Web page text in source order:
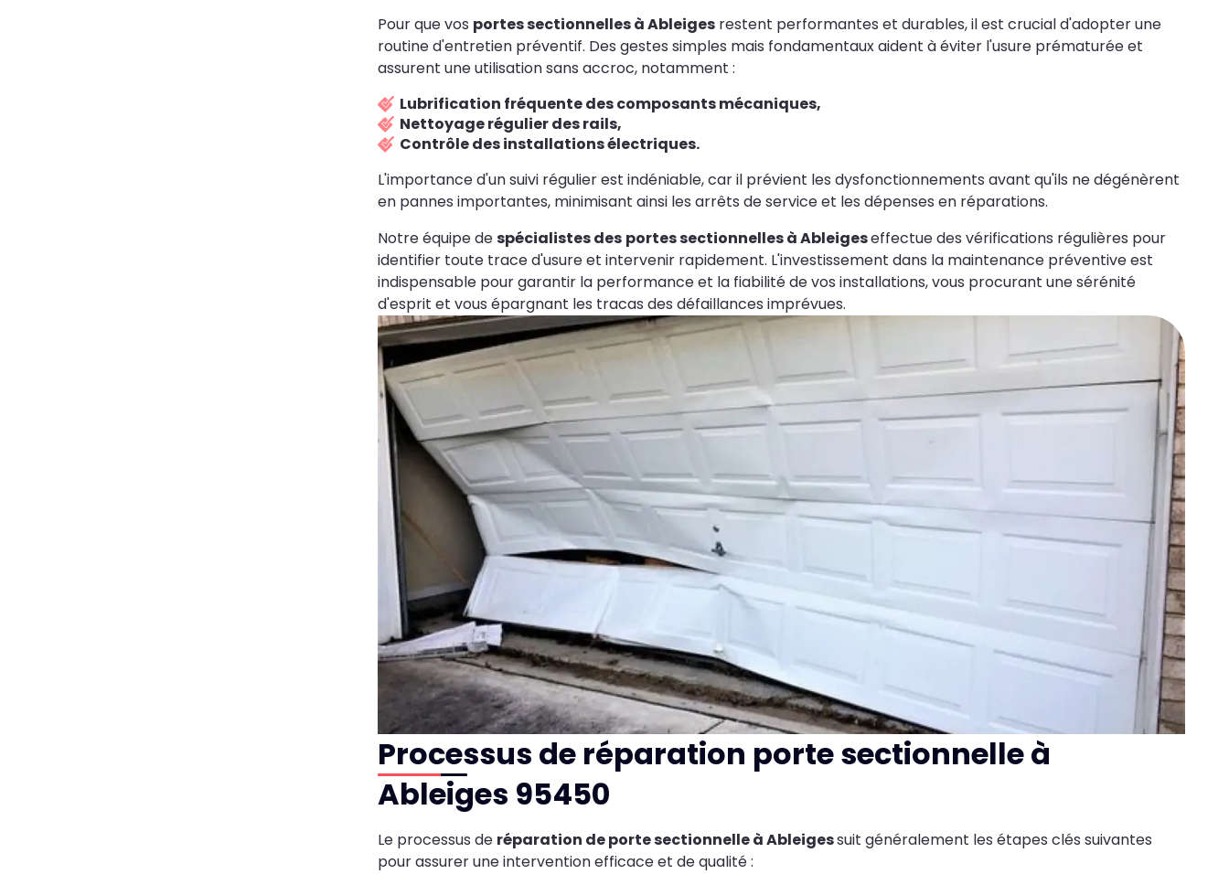
Pour que vos portes sectionnelles à Ableiges restent performantes et durables, il est crucial d'adopter une
routine d'entretien préventif. Des gestes simples mais fondamentaux aident à éviter l'usure prématurée et
assurent une utilisation sans accroc, notamment :
Lubrification fréquente des composants mécaniques,
Nettoyage régulier des rails,
Contrôle des installations électriques.
L'importance d'un suivi régulier est indéniable, car il prévient les dysfonctionnements avant qu'ils ne dégénèrent
en pannes importantes, minimisant ainsi les arrêts de service et les dépenses en réparations.
Notre équipe despécialistes des portes sectionnelles à Ableigeseffectue des vérifications régulières pour
identifier toute trace d'usure et intervenir rapidement. L'investissement dans la maintenance préventive est
indispensable pour garantir la performance et la fiabilité de vos installations, vous procurant une sérénité
d'esprit et vous épargnant les tracas des défaillances imprévues.
Processus de réparation porte sectionnelle à
Ableiges 95450
Le processus de réparation de porte sectionnelle à Ableigessuit généralement les étapes clés suivantes
pour assurer une intervention efficace et de qualité :